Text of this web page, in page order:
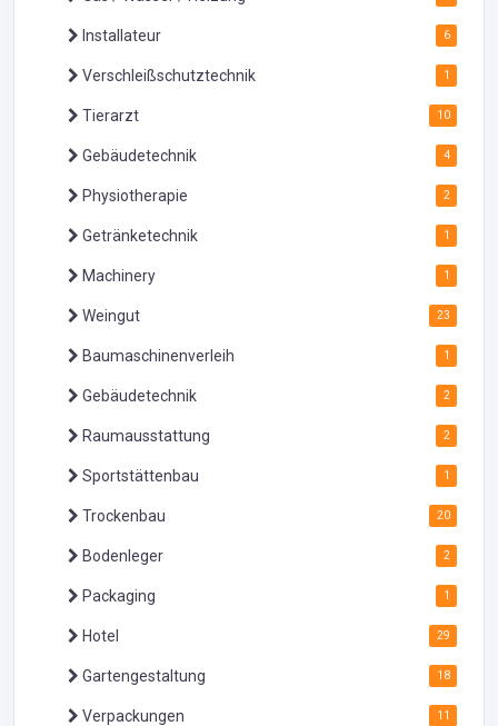
Installateur 6
Verschleißschutztechnik 1
Tierarzt 10
Gebäudetechnik 4
Physiotherapie 2
Getränketechnik 1
Machinery 1
Weingut 23
Baumaschinenverleih 1
Gebäudetechnik 2
Raumausstattung 2
Sportstättenbau 1
Trockenbau 20
Bodenleger 2
Packaging 1
Hotel 29
Gartengestaltung 18
Verpackungen 11